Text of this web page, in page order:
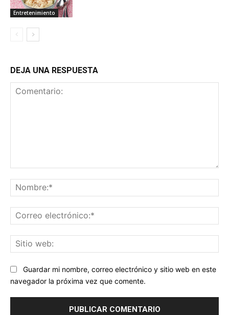
Entretenimiento
DEJA UNA RESPUESTA
Guardar mi nombre, correo electrónico y sitio web en este
navegador la próxima vez que comente.